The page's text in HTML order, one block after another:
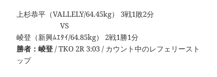
上杉恭平（VALLELY/64.45kg） 3戦1敗2分
VS
崚登（新興ﾑｴﾀｲ/64.85kg） 2戦1勝1分
勝者：崚登 / TKO 2R 3:03 / カウント中のレフェリースト
ップ